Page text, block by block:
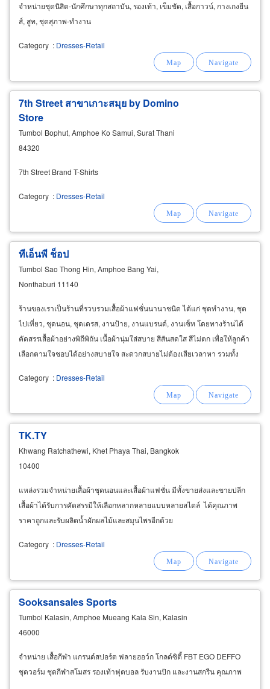
จำหน่ายชุดนิสิต-นักศึกษาทุกสถาบัน, รองเท้า, เข็มขัด, เสื้อกาวน์, กางเกงยีน
ส์, สูท, ชุดสุภาพ-ทำงาน
Category : Dresses-Retail
7th Street สาขาเกาะสมุย by Domino
Store
Tumbol Bophut, Amphoe Ko Samui, Surat Thani
84320
7th Street Brand T-Shirts
Category : Dresses-Retail
ทีเอ็นพี ช็อป
Tumbol Sao Thong Hin, Amphoe Bang Yai,
Nonthaburi 11140
ร้านของเราเป็นร้านที่รวบรวมเสื้อผ้าแฟชั่นนานาชนิด ได้แก่ ชุดทำงาน, ชุด
ไปเที่ยว, ชุดนอน, ชุดเดรส, งานป้าย, งานแบรนด์, งานเซ็ท โดยทางร้านได้
คัดสรรเสื้อผ้าอย่างพิถีพิถัน เนื้อผ้านุ่มใส่สบาย สีสันสดใส สีไม่ตก เพื่อให้ลูกค้า
เลือกตามใจชอบได้อย่างสบายใจ สะดวกสบายไม่ต้องเสียเวลาหา รวมทั้ง
Category : Dresses-Retail
TK.TY
Khwang Ratchathewi, Khet Phaya Thai, Bangkok
10400
แหล่งรวมจำหน่ายเสื้อผ้าชุดนอนและเสื้อผ้าแฟชั่น มีทั้งขายส่งและขายปลีก
เสื้อผ้าได้รับการคัดสรรมีให้เลือกหลากหลายแบบหลายสไตล์ ได้คุณภาพ
ราคาถูกและรับผลิตน้ำผักผลไม้และสมุนไพรอีกด้วย
Category : Dresses-Retail
Sooksansales Sports
Tumbol Kalasin, Amphoe Mueang Kala Sin, Kalasin
46000
จำหน่าย เสื้อกีฬา แกรนด์สปอร์ต ฟลายฮอว์ก โกลด์ซิตี้ FBT EGO DEFFO
ชุดวอร์ม ชุดกีฬาสโมสร รองเท้าฟุตบอล รับงานปัก และงานสกรีน คุณภาพ